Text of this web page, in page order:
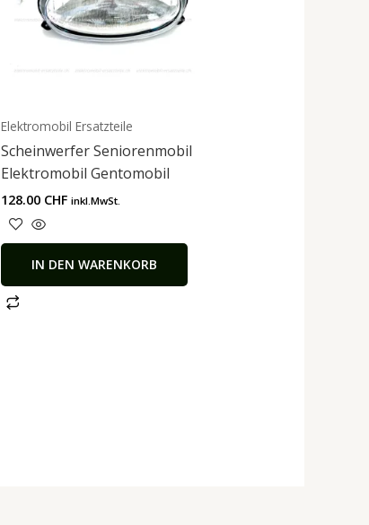
Elektromobil Ersatzteile
Scheinwerfer Seniorenmobil
Elektromobil Gentomobil
128.00 CHF inkl.MwSt.
IN DEN WARENKORB